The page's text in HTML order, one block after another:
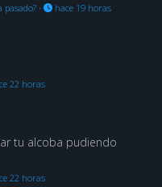
pasado? · hace 19 horas
22 horas
tu alcoba pudiendo
22 horas